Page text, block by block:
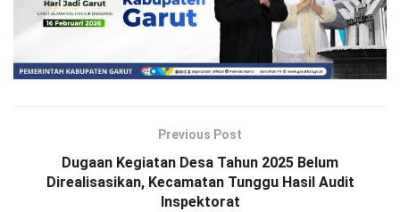
Previous Post
Dugaan Kegiatan Desa Tahun 2025 Belum
Direalisasikan, Kecamatan Tunggu Hasil Audit
Inspektorat